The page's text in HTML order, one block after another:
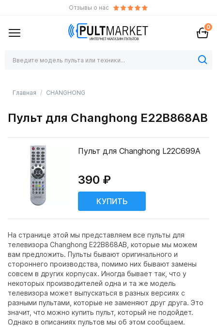
Отзывы о нас
0
Главная CHANGHONG
Пульт для Changhong E22B868AB
На странице этой мы представляем все пульты для
телевизора Changhong E22B868AB, которые мы можем
вам предложить. Пульты бывают оригинального и
стороннего производства, помимо них бывают замены
совсем в других корпусах. Иногда бывает так, что у
некоторых производителей одна и та же модель
телевизора может выпускаться в разных версиях с
разными пультами, которые не заменяют друг друга. Это
значит, что можно купить пульт, который не подойдет.
Однако в описаниях пультов мы об этом сообщаем.
Пульт для Changhong L22C699A
390 ₽